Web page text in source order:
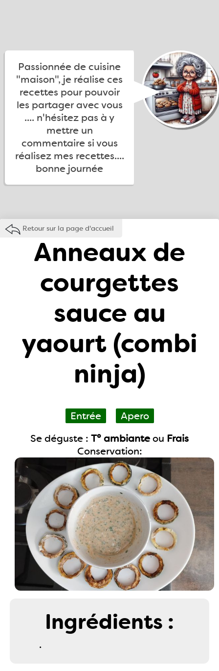
Passionnée de cuisine
"maison", je réalise ces
recettes pour pouvoir
les partager avec vous
.... n'hésitez pas à y
mettre un
commentaire si vous
réalisez mes recettes....
bonne journée
Retour sur la page d'accueil
Anneaux de
courgettes
sauce au
yaourt (combi
ninja)
Entrée
Apero
Se déguste : T° ambianteou Frais
Conservation:
Ingrédients :
.